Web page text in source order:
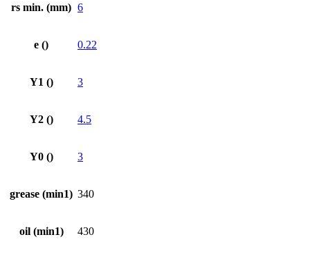
rs min. (mm) 6
e () 0.22
Y1 () 3
Y2 () 4.5
Y0 () 3
grease (min1) 340
oil (min1) 430